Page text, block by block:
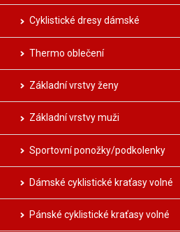
Cyklistické dresy dámské
Thermo oblečení
Základní vrstvy ženy
Základní vrstvy muži
Sportovní ponožky/podkolenky
Dámské cyklistické kraťasy volné
Pánské cyklistické kraťasy volné